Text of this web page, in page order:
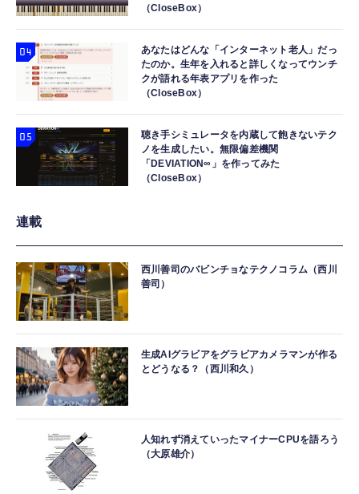
（CloseBox）
あなたはどんな「インターネット老人」だっ
たのか。生年を入れると詳しくなってウンチ
クが語れる年表アプリを作った
（CloseBox）
聴き手シミュレータを内蔵して飽きないテク
ノを生成したい。無限偏差機関
「DEVIATION∞」を作ってみた
（CloseBox）
連載
西川善司のバビンチョなテクノコラム（西川
善司）
生成AIグラビアをグラビアカメラマンが作る
とどうなる？（西川和久）
人知れず消えていったマイナーCPUを語ろう
（大原雄介）